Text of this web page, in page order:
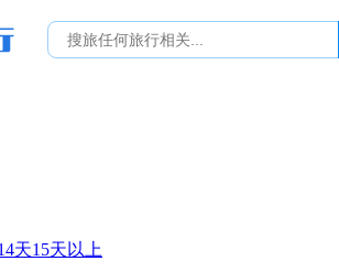
天15天以上